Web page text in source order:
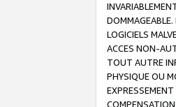
LOGICIELS
ACCES NON-
TOUT AUTRE
PHYSIQUE OU